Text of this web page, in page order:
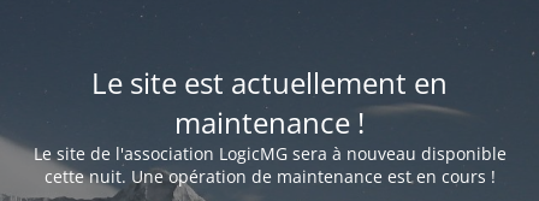
Le site est actuellement en
maintenance !
Le site de l'association LogicMG sera à nouveau disponible
cette nuit. Une opération de maintenance est en cours !